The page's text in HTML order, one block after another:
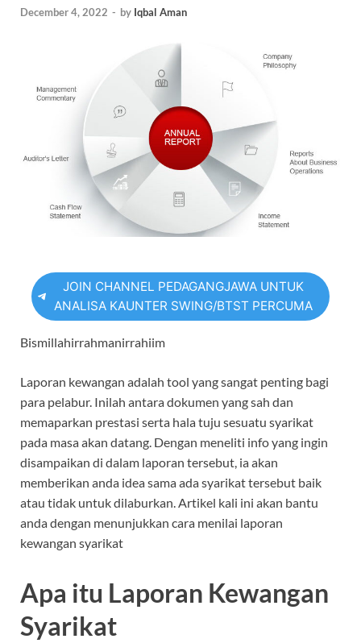
December 4, 2022 - by Iqbal Aman
JOIN CHANNEL PEDAGANGJAWA UNTUK
ANALISA KAUNTER SWING/BTST PERCUMA
Bismillahirrahmanirrahiim
Laporan kewangan adalah tool yang sangat penting bagi
para pelabur. Inilah antara dokumen yang sah dan
memaparkan prestasi serta hala tuju sesuatu syarikat
pada masa akan datang. Dengan meneliti info yang ingin
disampaikan di dalam laporan tersebut, ia akan
memberikan anda idea sama ada syarikat tersebut baik
atau tidak untuk dilaburkan. Artikel kali ini akan bantu
anda dengan menunjukkan cara menilai laporan
kewangan syarikat
Apa itu Laporan Kewangan
Syarikat